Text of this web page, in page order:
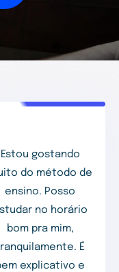
Estou gostando
do método de
ensino. Posso
no horário
bom pra mim,
É
explicativo e